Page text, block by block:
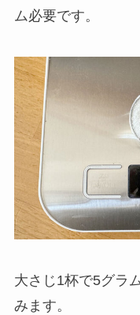
ム必要です。
大さじ1杯で5グラ
みます。